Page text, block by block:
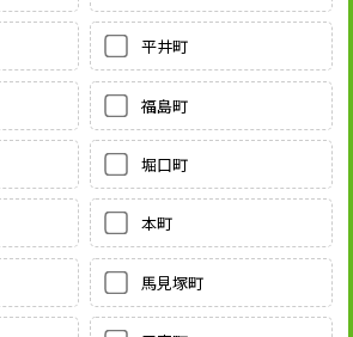
平井町
福島町
堀口町
本町
馬見塚町